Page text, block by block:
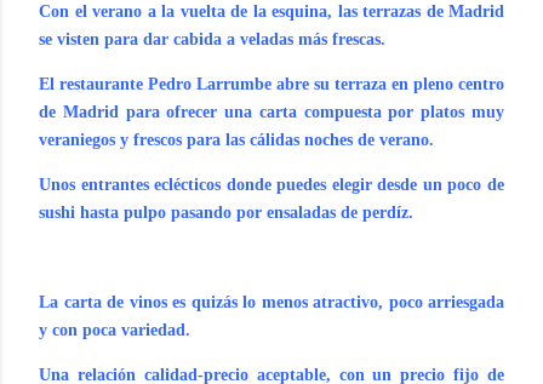
Con el verano a la vuelta de la esquina, las terrazas de Madrid
se visten para dar cabida a veladas más frescas.
El restaurante Pedro Larrumbe abre su terraza en pleno centro
de Madrid para ofrecer una carta compuesta por platos muy
veraniegos y frescos para las cálidas noches de verano.
Unos entrantes eclécticos donde puedes elegir desde un poco de
sushi hasta pulpo pasando por ensaladas de perdíz.
La carta de vinos es quizás lo menos atractivo, poco arriesgada
y con poca variedad.
Una relación calidad-precio aceptable, con un precio fijo de